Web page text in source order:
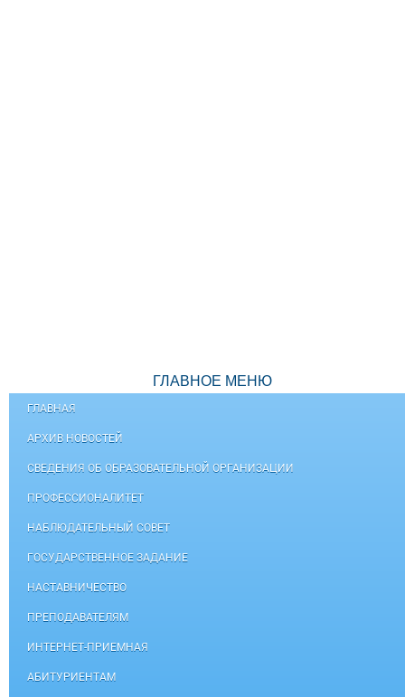
ГЛАВНОЕ МЕНЮ
ГЛАВНАЯ
АРХИВ НОВОСТЕЙ
СВЕДЕНИЯ ОБ ОБРАЗОВАТЕЛЬНОЙ ОРГАНИЗАЦИИ
ПРОФЕССИОНАЛИТЕТ
НАБЛЮДАТЕЛЬНЫЙ СОВЕТ
ГОСУДАРСТВЕННОЕ ЗАДАНИЕ
НАСТАВНИЧЕСТВО
ПРЕПОДАВАТЕЛЯМ
ИНТЕРНЕТ-ПРИЕМНАЯ
АБИТУРИЕНТАМ